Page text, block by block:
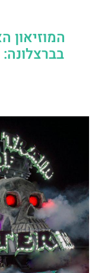
המוזיאון